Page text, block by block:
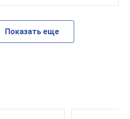
Показать еще